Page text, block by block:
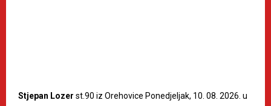
Stjepan Lozer st.90 iz Orehovice Ponedjeljak, 10. 08. 2026. u